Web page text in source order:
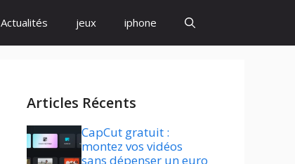
Actualités jeux iphone
Articles Récents
CapCut gratuit :
montez vos vidéos
sans dépenser un euro